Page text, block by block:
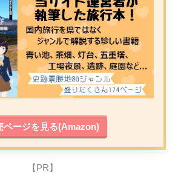
ページを見る(Amazon)
【PR】